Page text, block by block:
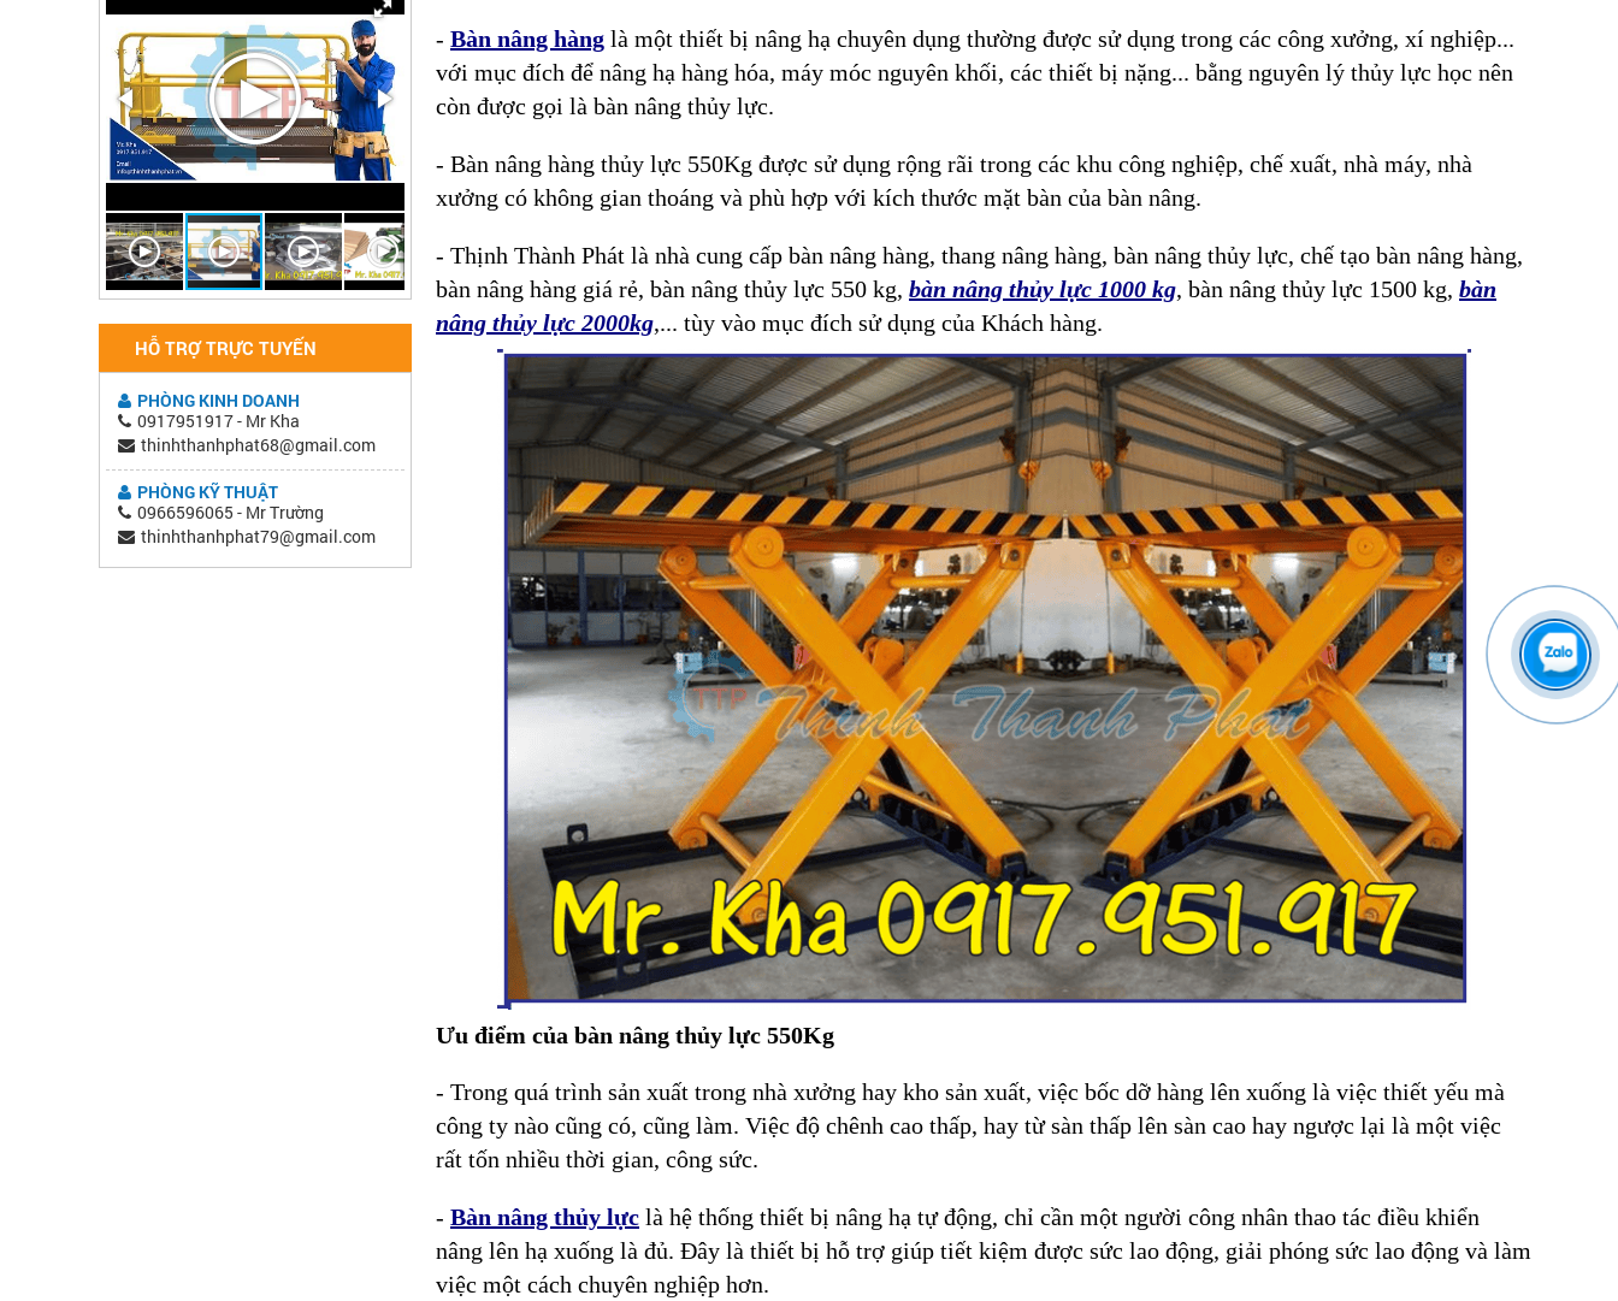
HỖ TRỢ TRỰC TUYẾN
PHÒNG KINH DOANH
0917951917 - Mr Kha
thinhthanhphat68@gmail.com
PHÒNG KỸ THUẬT
0966596065 - Mr Trường
thinhthanhphat79@gmail.com
- Bàn nâng hàng là một thiết bị nâng hạ chuyên dụng thường được sử dụng trong các công xưởng, xí nghiệp...
với mục đích để nâng hạ hàng hóa, máy móc nguyên khối, các thiết bị nặng... bằng nguyên lý thủy lực học nên
còn được gọi là bàn nâng thủy lực.
- Bàn nâng hàng thủy lực 550Kg được sử dụng rộng rãi trong các khu công nghiệp, chế xuất, nhà máy, nhà
xưởng có không gian thoáng và phù hợp với kích thước mặt bàn của bàn nâng.
- Thịnh Thành Phát là nhà cung cấp bàn nâng hàng, thang nâng hàng, bàn nâng thủy lực, chế tạo bàn nâng hàng,
bàn nâng hàng giá rẻ, bàn nâng thủy lực 550 kg, bàn nâng thủy lực 1000 kg, bàn nâng thủy lực 1500 kg, bàn
nâng thủy lực 2000kg,... tùy vào mục đích sử dụng của Khách hàng.
Ưu điểm của bàn nâng thủy lực 550Kg
- Trong quá trình sản xuất trong nhà xưởng hay kho sản xuất, việc bốc dỡ hàng lên xuống là việc thiết yếu mà
công ty nào cũng có, cũng làm. Việc độ chênh cao thấp, hay từ sàn thấp lên sàn cao hay ngược lại là một việc
rất tốn nhiều thời gian, công sức.
- Bàn nâng thủy lực là hệ thống thiết bị nâng hạ tự động, chỉ cần một người công nhân thao tác điều khiển
nâng lên hạ xuống là đủ. Đây là thiết bị hỗ trợ giúp tiết kiệm được sức lao động, giải phóng sức lao động và làm
việc một cách chuyên nghiệp hơn.